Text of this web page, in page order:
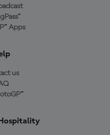
Apps
us